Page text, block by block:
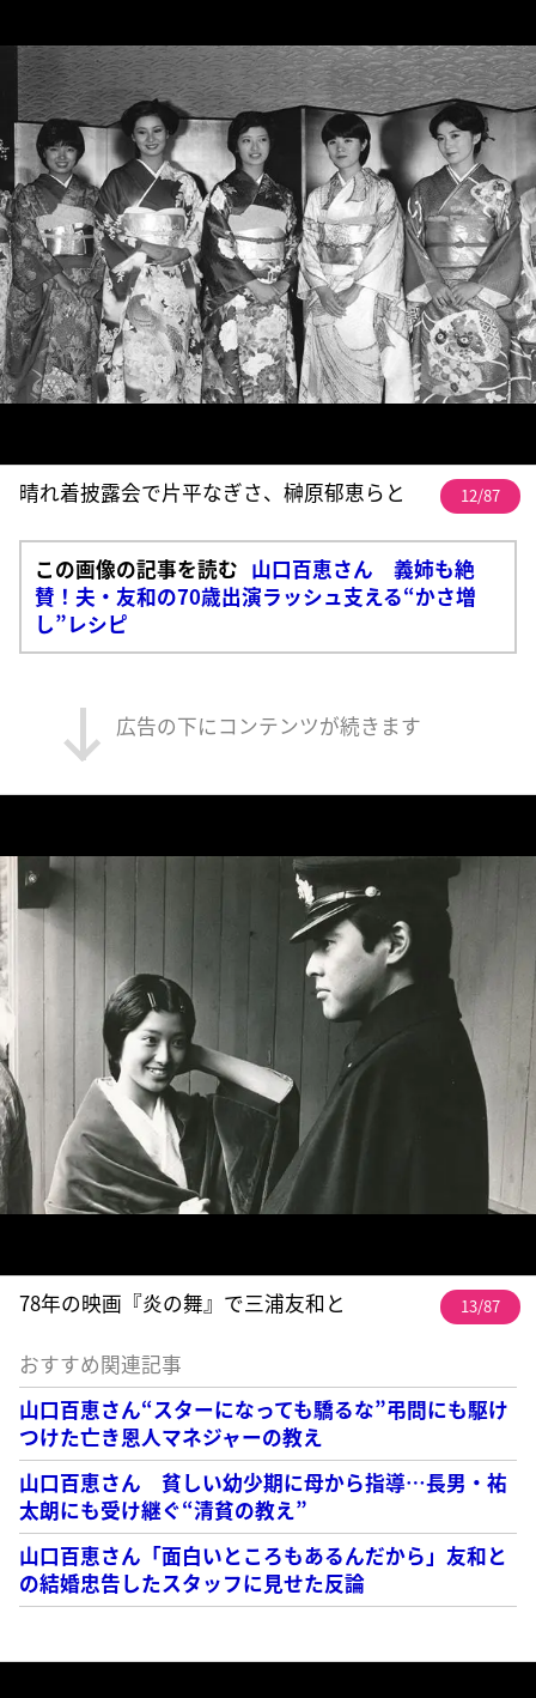
晴れ着披露会で片平なぎさ、榊原郁恵らと 12/87
この画像の記事を読む 山口百恵さん 義姉も絶
賛！夫・友和の70歳出演ラッシュ支える“かさ増
し”レシピ
広告の下にコンテンツが続きます
78年の映画『炎の舞』で三浦友和と 13/87
おすすめ関連記事
山口百恵さん“スターになっても驕るな”弔問にも駆け
つけた亡き恩人マネジャーの教え
山口百恵さん 貧しい幼少期に母から指導…長男・祐
太朗にも受け継ぐ“清貧の教え”
山口百恵さん「面白いところもあるんだから」友和と
の結婚忠告したスタッフに見せた反論